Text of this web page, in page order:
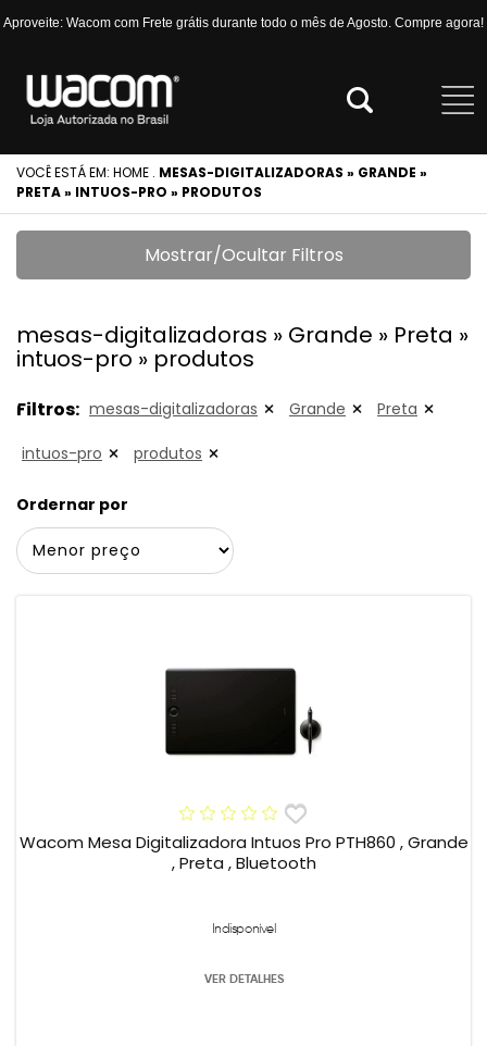
Aproveite: Wacom com Frete grátis durante todo o mês de Agosto. Compre agora!
VOCÊ ESTÁ EM: HOME . MESAS-DIGITALIZADORAS » GRANDE »
PRETA » INTUOS-PRO » PRODUTOS
Mostrar/Ocultar Filtros
mesas-digitalizadoras » Grande » Preta »
intuos-pro » produtos
Filtros: mesas-digitalizadoras Grande Preta
intuos-pro produtos
Ordernar por
Wacom Mesa Digitalizadora Intuos Pro PTH860 , Grande
, Preta , Bluetooth
Indisponível
VER DETALHES